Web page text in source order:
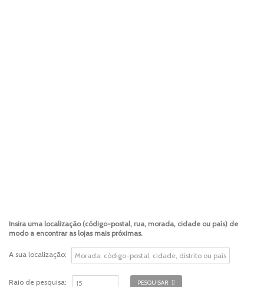
Insira uma localização (código-postal, rua, morada, cidade ou país) de
modo a encontrar as lojas mais próximas.
A sua localização:
Raio de pesquisa: PESQUISAR